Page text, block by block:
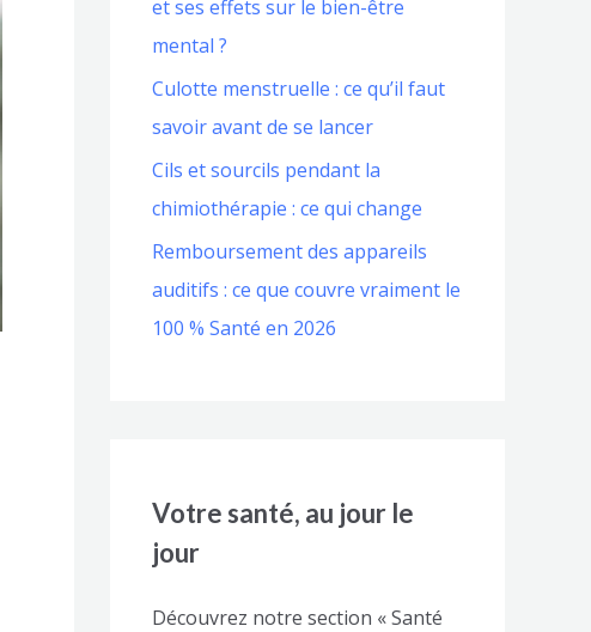
et ses effets sur le bien-être
mental ?
Culotte menstruelle : ce qu’il faut
savoir avant de se lancer
Cils et sourcils pendant la
chimiothérapie : ce qui change
Remboursement des appareils
auditifs : ce que couvre vraiment le
100 % Santé en 2026
Votre santé, au jour le
jour
Découvrez notre section « Santé